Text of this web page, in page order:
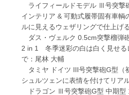
ライフィールドモデル Ⅲ号突撃
インテリア & 可動式履帯固有車輌
ルに見えるウェザリングで仕上げ
ダス・ヴェルク 0.5cm突撃榴弾
2 in 1 冬季迷彩の白は白く見せる
で：尾林 大輔
タミヤ ドイツ III号突撃砲G型
シュルツェンに表情を付けてリア
ドラゴン Ⅲ号突撃砲G型 中期型